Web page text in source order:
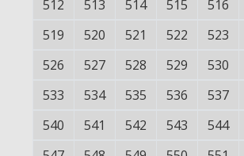
512
513 514 515 516
519
520 521 522 523
526
527 528 529 530
533
534 535 536 537
540
541 542 543 544